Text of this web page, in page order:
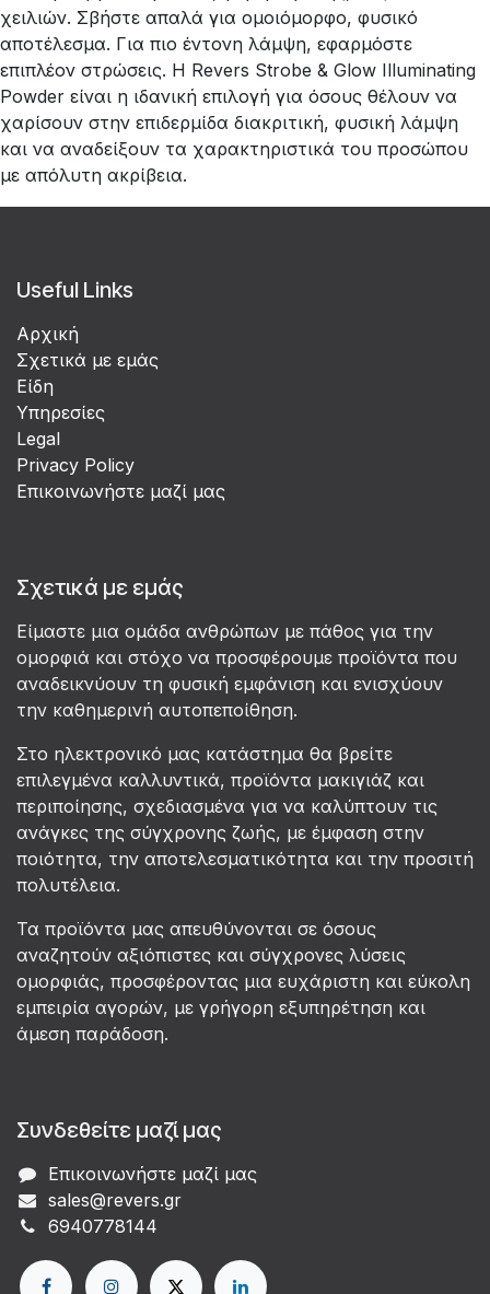
χειλιών. Σβήστε απαλά για ομοιόμορφο, φυσικό
αποτέλεσμα. Για πιο έντονη λάμψη, εφαρμόστε
επιπλέον στρώσεις. Η Revers Strobe & Glow Illuminating
Powder είναι η ιδανική επιλογή για όσους θέλουν να
χαρίσουν στην επιδερμίδα διακριτική, φυσική λάμψη
και να αναδείξουν τα χαρακτηριστικά του προσώπου
με απόλυτη ακρίβεια.
Useful Links
Αρχική
Σχετικά με εμάς
Είδη
Υπηρεσίες
Legal
Privacy Policy
Επικοινωνήστε μαζί μας
Σχετικά με εμάς
Είμαστε μια ομάδα ανθρώπων με πάθος για την
ομορφιά και στόχο να προσφέρουμε προϊόντα που
αναδεικνύουν τη φυσική εμφάνιση και ενισχύουν
την καθημερινή αυτοπεποίθηση.
Στο ηλεκτρονικό μας κατάστημα θα βρείτε
επιλεγμένα καλλυντικά, προϊόντα μακιγιάζ και
περιποίησης, σχεδιασμένα για να καλύπτουν τις
ανάγκες της σύγχρονης ζωής, με έμφαση στην
ποιότητα, την αποτελεσματικότητα και την προσιτή
πολυτέλεια.
Τα προϊόντα μας απευθύνονται σε όσους
αναζητούν αξιόπιστες και σύγχρονες λύσεις
ομορφιάς, προσφέροντας μια ευχάριστη και εύκολη
εμπειρία αγορών, με γρήγορη εξυπηρέτηση και
άμεση παράδοση.
Συνδεθείτε μαζί μας
Επικοινωνήστε μαζί μας
sales@revers.gr
6940778144